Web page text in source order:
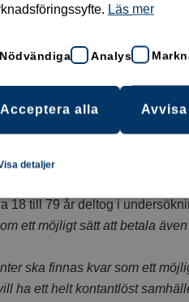
070-775 88 47,
070-775 88 47,
telefonintervjuer under
18 till 79 år deltog i
ett möjligt sätt att betala
ska finnas kvar som ett
ha ett helt kontantlöst
Läs mer
Nödvändiga Analys
Acceptera alla
detaljer